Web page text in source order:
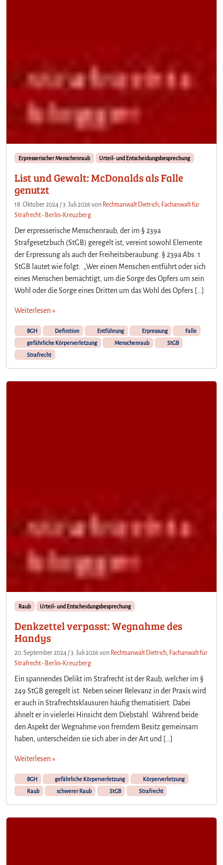
Erpresserischer Menschenraub Urteil- und Entscheidungsbesprechung
List und Gewalt: McDonalds als Falle
genutzt
18. Oktober 2024 /3. Juli 2026 von Rechtsanwalt Dietrich, Fachanwalt für
Strafrecht - Berlin-Kreuzberg
Der erpresserische Menschenraub, der im § 239a
Strafgesetzbuch (StGB) geregelt ist, vereint sowohl Elemente
der Erpressung als auch der Freiheitsberaubung. § 239a Abs. 1
StGB lautet wie folgt: „Wer einen Menschen entführt oder sich
eines Menschen bemächtigt, um die Sorge des Opfers um sein
Wohl oder die Sorge eines Dritten um das Wohl des Opfers […]
Weiterlesen »
BGH Definition Entführung Erpressung
Falle
gefährliche Körperverletzung
Menschenraub
StGB
Strafrecht
Raub Urteil- und Entscheidungsbesprechung
Denkzettel verpasst: Wegnahme des
Handys
20. September 2024 /3. Juli 2026 von Rechtsanwalt Dietrich, Fachanwalt für
Strafrecht - Berlin-Kreuzberg
Ein spannendes Delikt im Strafrecht ist der Raub, welcher im §
249 StGB geregelt ist. Neben seiner Relevanz in der Praxis wird
er auch in Strafrechtsklausuren häufig thematisiert. Dabei
ähnelt er in vielerlei Hinsicht dem Diebstahl. Während beide
den Aspekt der Wegnahme von fremdem Besitz gemeinsam
haben, unterscheiden sie sich aber in der Art und […]
Weiterlesen »
BGH gefährliche Körperverletzung
Körperverletzung
Raub
schwerer Raub StGB Strafrecht